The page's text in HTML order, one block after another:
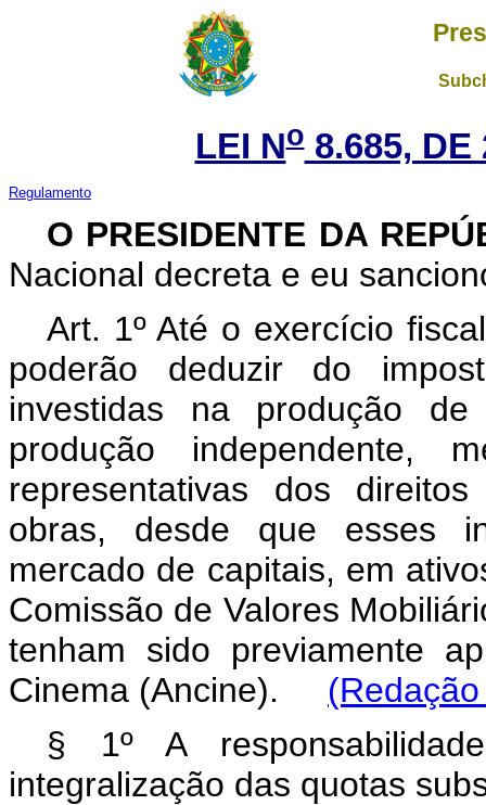
LEI No8.685, DE
Regulamento
O PRESIDENTE DA
Nacional decreta e eu
Art. 1º Até o exercício
poderão deduzir do
investidas na produção
produção independente,
representativas dos
obras, desde que esses
mercado de capitais, em
Comissão de Valores
tenham sido previamente
Cinema (Ancine).
§ 1º A
integralização das quotas